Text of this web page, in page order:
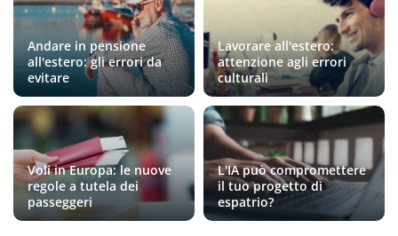
Andare in pensione
all'estero: gli errori da
evitare
Lavorare all'estero:
attenzione agli errori
culturali
Voli in Europa: le nuove
regole a tutela dei
passeggeri
L'IA può compromettere
il tuo progetto di
espatrio?